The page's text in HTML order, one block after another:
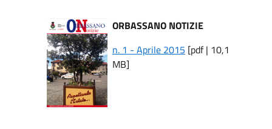
ORBASSANO NOTIZIE
n. 1 - Aprile 2015 [pdf | 10,1
MB]